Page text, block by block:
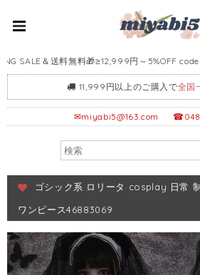
＆送料無料🎁≥12,999円～5%OFF code：
11,999円以上のご購入で全国
✉miyabi5@163.com ☎048-
ゴシック系 ロリータ cosplay 日常
ワンピース46883069